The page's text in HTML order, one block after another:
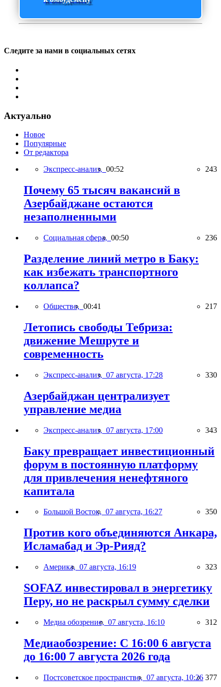
Следите за нами в социальных сетях
Актуально
Новое
Популярные
От редактора
Экспресс-анализ, 00:52 243
Почему 65 тысяч вакансий в
Азербайджане остаются
незаполненными
Социальная сфера, 00:50 236
Разделение линий метро в Баку:
как избежать транспортного
коллапса?
Общество, 00:41 217
Летопись свободы Тебриза:
движение Мешруте и
современность
Экспресс-анализ, 07 августа, 17:28 330
Азербайджан централизует
управление медиа
Экспресс-анализ, 07 августа, 17:00 343
Баку превращает инвестиционный
форум в постоянную платформу
для привлечения ненефтяного
капитала
Большой Восток, 07 августа, 16:27 350
Против кого объединяются Анкара,
Исламабад и Эр-Рияд?
Америка, 07 августа, 16:19 323
SOFAZ инвестировал в энергетику
Перу, но не раскрыл сумму сделки
Медиа обозрение, 07 августа, 16:10 312
Медиаобозрение: С 16:00 6 августа
до 16:00 7 августа 2026 года
Постсоветское пространство, 07 августа, 10:26 377